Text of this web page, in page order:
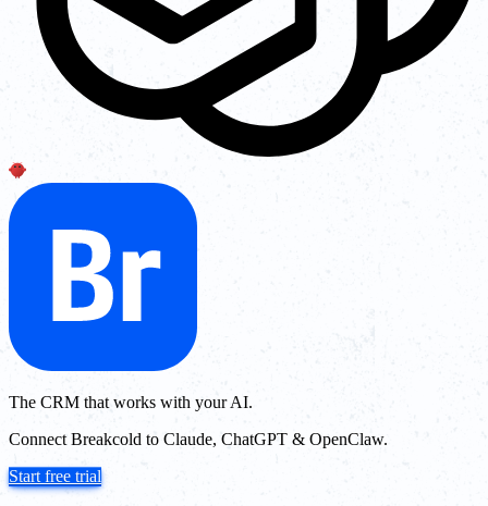
The CRM that works with your AI.
Connect Breakcold to Claude, ChatGPT & OpenClaw.
Start free trial